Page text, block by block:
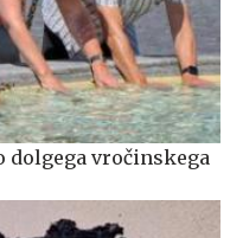
dolgega vročinskega